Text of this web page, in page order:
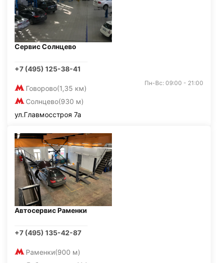
Сервис Солнцево
+7 (495) 125-38-41
Говорово(1,35 км)
Солнцево(930 м)
Пн-Вс: 09:00 - 21:00
ул.Главмосстроя 7а
Автосервис Раменки
+7 (495) 135-42-87
Раменки(900 м)